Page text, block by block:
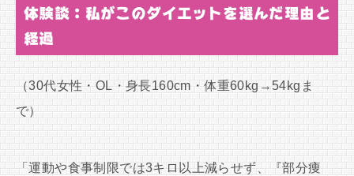
体験談：私がこのダイエットを選んだ理由と
経過
（30代女性・OL・身長160cm・体重60kg→54kgま
で）
「運動や食事制限では3キロ以上減らせず、『部分痩